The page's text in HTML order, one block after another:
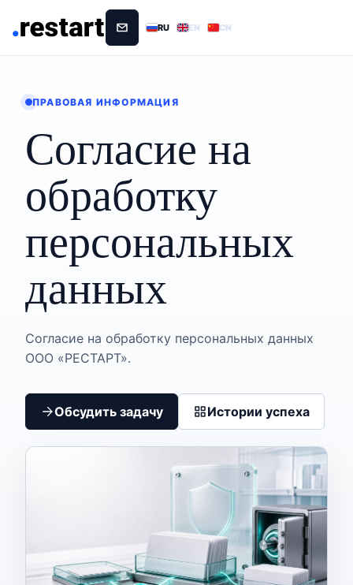
RU EN CN
ПРАВОВАЯ ИНФОРМАЦИЯ
Согласие на
обработку
персональных
данных
Согласие на обработку персональных данных
ООО «РЕСТАРТ».
Обсудить задачу Истории успеха